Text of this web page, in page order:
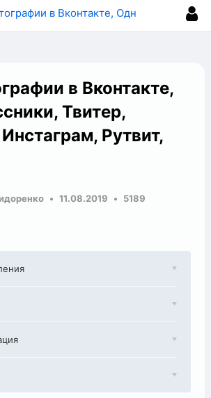
в Вконтакте,
Твитер,
Рутвит,
11.08.2019
5189